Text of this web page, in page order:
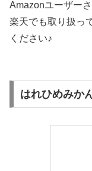
Amazonユーザー
楽天でも取り扱っ
ください♪
はれひめみか